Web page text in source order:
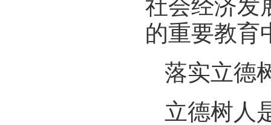
社会经济发
的重要教育
落实立德
立德树人